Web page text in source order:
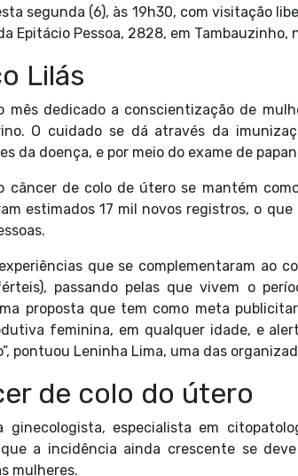
segunda (6), às 19h30, com visitação
Epitácio Pessoa, 2828, em Tambauzinho,
Lilás
mês dedicado a conscientização de
O cuidado se dá através da
da doença, e por meio do exame de
câncer de colo de útero se mantém
estimados 17 mil novos registros, o
que se complementaram ao
passando pelas que vivem o
proposta que tem como meta
feminina, em qualquer idade, e
pontuou Leninha Lima, uma das
de colo do útero
ginecologista, especialista em
a incidência ainda crescente se
mulheres.